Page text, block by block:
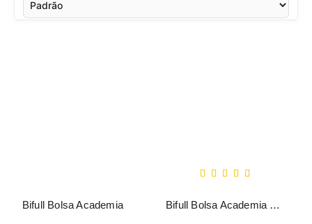
Bifull Bolsa Academia Bifull Bolsa Academia Yambi